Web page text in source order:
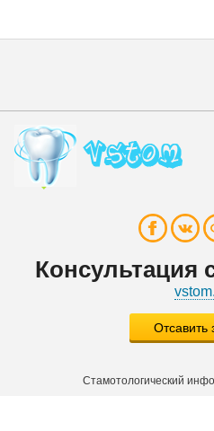
Консультация
Отсавить
Стамотологический